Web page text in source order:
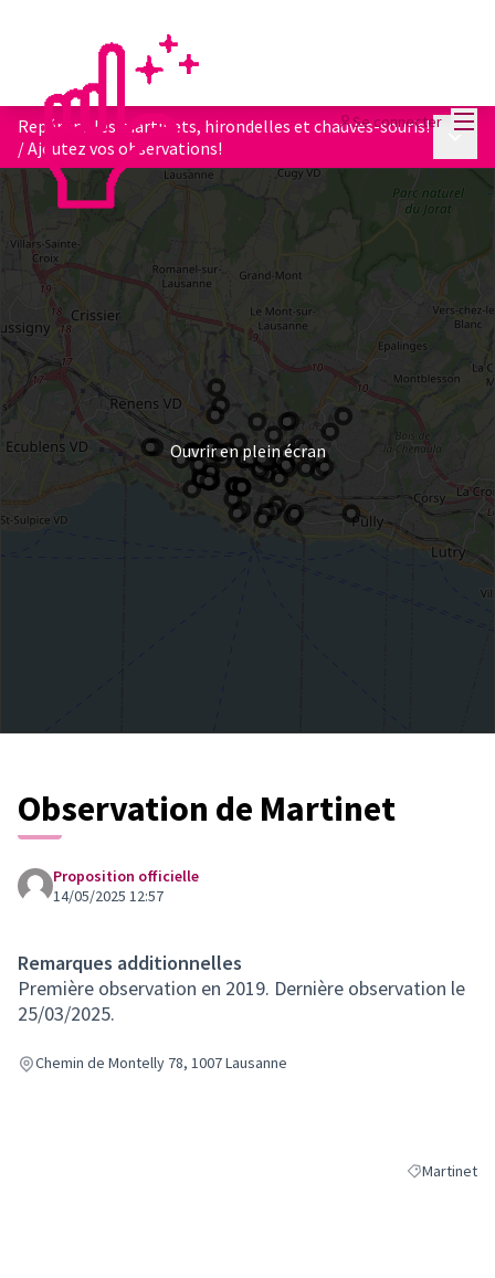
Se connecter
Repérons les martinets, hirondelles et chauves-souris!
/Ajoutez vos observations!
Ouvrir en plein écran
Observation de Martinet
Proposition officielle
14/05/2025 12:57
Remarques additionnelles
Première observation en 2019. Dernière observation le
25/03/2025.
Chemin de Montelly 78, 1007 Lausanne
Filtrer les
Martinet